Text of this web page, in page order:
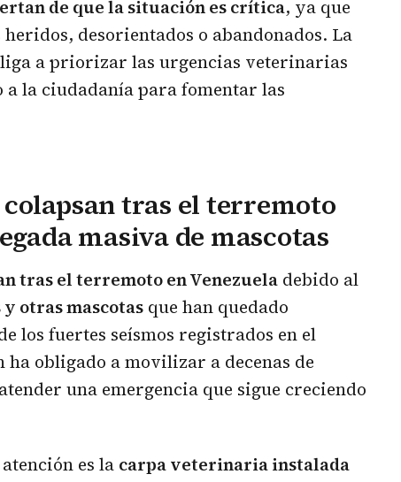
de que la situación es crítica, ya que
desorientados o abandonados. La
a priorizar las urgencias veterinarias
la ciudadanía para fomentar las
tras el terremoto
masiva de mascotas
tras el terremoto en Venezuela debido al
otras mascotas que han quedado
los fuertes seísmos registrados en el
ha obligado a movilizar a decenas de
una emergencia que sigue creciendo
es la carpa veterinaria instalada